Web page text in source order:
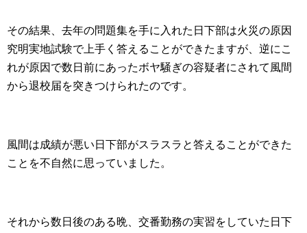
その結果、去年の問題集を手に入れた日下部は火災の原因
究明実地試験で上手く答えることができたますが、逆にこ
れが原因で数日前にあったボヤ騒ぎの容疑者にされて風間
から退校届を突きつけられたのです。
風間は成績が悪い日下部がスラスラと答えることができた
ことを不自然に思っていました。
それから数日後のある晩、交番勤務の実習をしていた日下